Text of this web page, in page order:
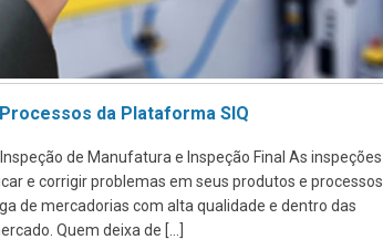
da Plataforma SIQ
de Manufatura e Inspeção Final As inspeções
e corrigir problemas em seus produtos e processos
de mercadorias com alta qualidade e dentro das
Quem deixa de […]